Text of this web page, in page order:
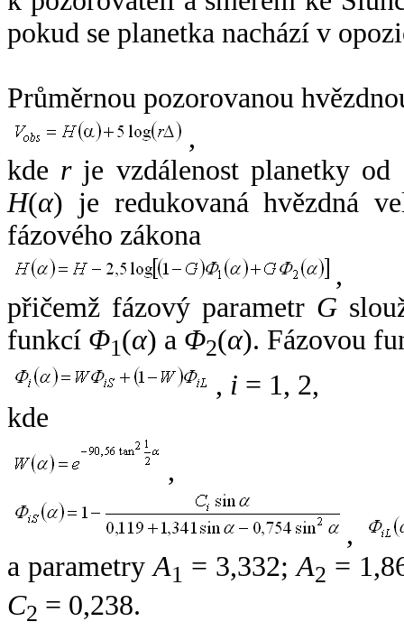
pokud se planetka nachází v
Průměrnou pozorovanou
,
kde rje vzdálenost planetky od
H(α) je redukovaná hvězdná
fázového zákona
,
přičemž fázový parametr G
funkcí Φ1(α) a Φ2(α). Fázovou
, i = 1, 2,
kde
,
,
a parametryA1 = 3,332;A2 =
C2 = 0,238.